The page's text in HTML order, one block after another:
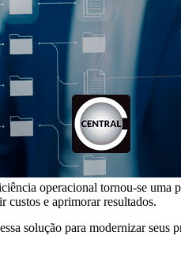
operacional tornou-se uma
custos e aprimorar resultados.
solução para modernizar seus